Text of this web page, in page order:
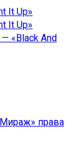
It Up»
It Up»
«Black And
права